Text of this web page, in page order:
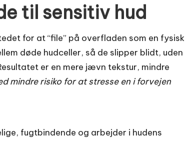
til sensitiv hud
for at “file” på overfladen som en fysisk
døde hudceller, så de slipper blidt, uden
er en mere jævn tekstur, mindre
mindre risiko for at stresse en i forvejen
fugtbindende og arbejder i hudens